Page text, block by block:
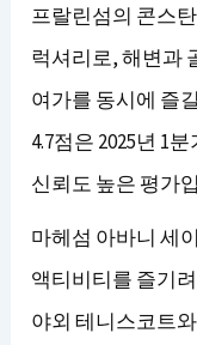
프랄린섬의 콘스
럭셔리로, 해변과
여가를 동시에 즐
4.7점은 2025년 1
신뢰도 높은 평가
마헤섬 아바니 세
액티비티를 즐기
야외 테니스코트